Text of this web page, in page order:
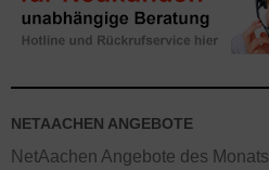
NETAACHEN ANGEBOTE
NetAachen Angebote des Monats